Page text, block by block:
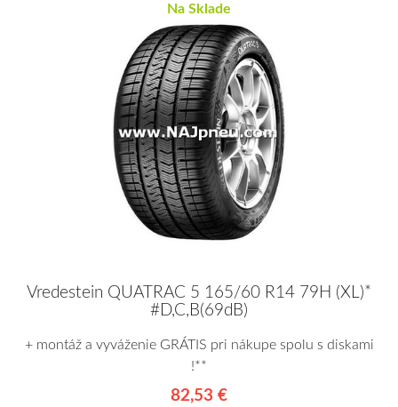
Na Sklade
Vredestein QUATRAC 5 165/60 R14 79H (XL)*
#D,C,B(69dB)
+ montáž a vyváženie GRÁTIS pri nákupe spolu s diskami
!**
82,53 €